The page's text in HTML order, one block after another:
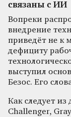
связаны с ИИ
Вопреки
внедрение
приведёт не к
дефициту
выступил
Безос. Его
Как следует
Challenger,